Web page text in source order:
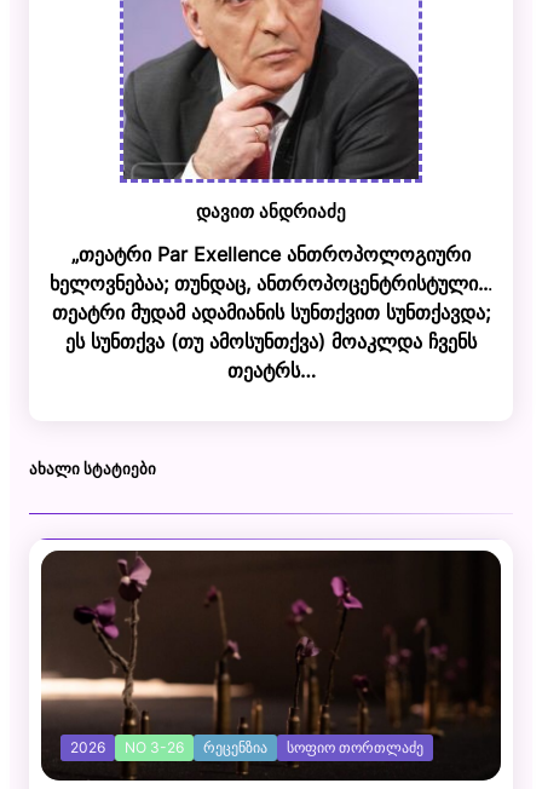
დავით ანდრიაძე
„თეატრი Par Exellence ანთროპოლოგიური
ხელოვნებაა; თუნდაც, ანთროპოცენტრისტული...
თეატრი მუდამ ადამიანის სუნთქვით სუნთქავდა;
ეს სუნთქვა (თუ ამოსუნთქვა) მოაკლდა ჩვენს
თეატრს…
ᲐᲮᲐᲚᲘ ᲡᲢᲐᲢᲘᲔᲑᲘ
2026 NO 3-26 ᲠᲔᲪᲔᲜᲖᲘᲐ ᲡᲝᲤᲘᲝ ᲗᲝᲠᲗᲚᲐᲫᲔ